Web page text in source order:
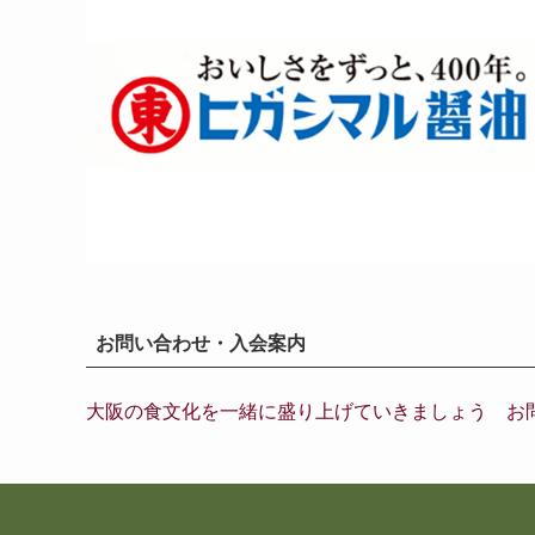
お問い合わせ・入会案内
大阪の食文化を一緒に盛り上げていきましょう お